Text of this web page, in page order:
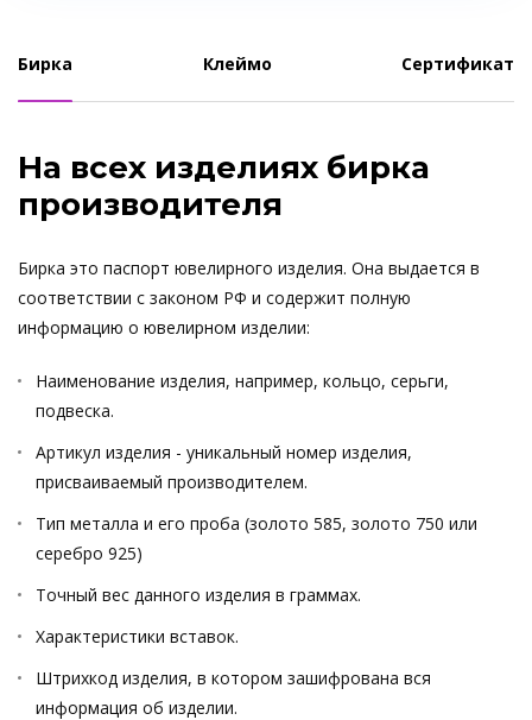
Бирка Клеймо Сертификат
На всех изделиях бирка
производителя
Бирка это паспорт ювелирного изделия. Она выдается в
соответствии с законом РФ и содержит полную
информацию о ювелирном изделии:
Наименование изделия, например, кольцо, серьги,
подвеска.
Артикул изделия - уникальный номер изделия,
присваиваемый производителем.
Тип металла и его проба (золото 585, золото 750 или
серебро 925)
Точный вес данного изделия в граммах.
Характеристики вставок.
Штрихкод изделия, в котором зашифрована вся
информация об изделии.